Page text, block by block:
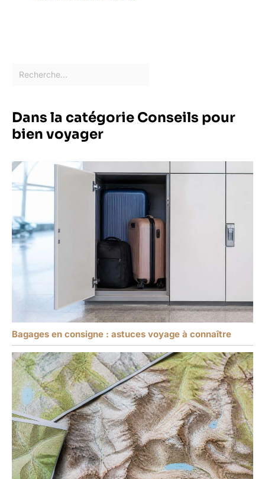
Dans la catégorie Conseils pour
bien voyager
Bagages en consigne : astuces voyage à connaître